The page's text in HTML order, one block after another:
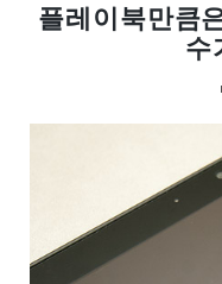
플레이북만큼
수